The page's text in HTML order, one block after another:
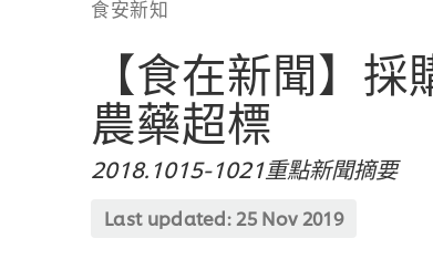
食安新知
【食在新聞】
農藥超標
2018.1015-1021重點新聞摘要
Last updated: 25 Nov 2019